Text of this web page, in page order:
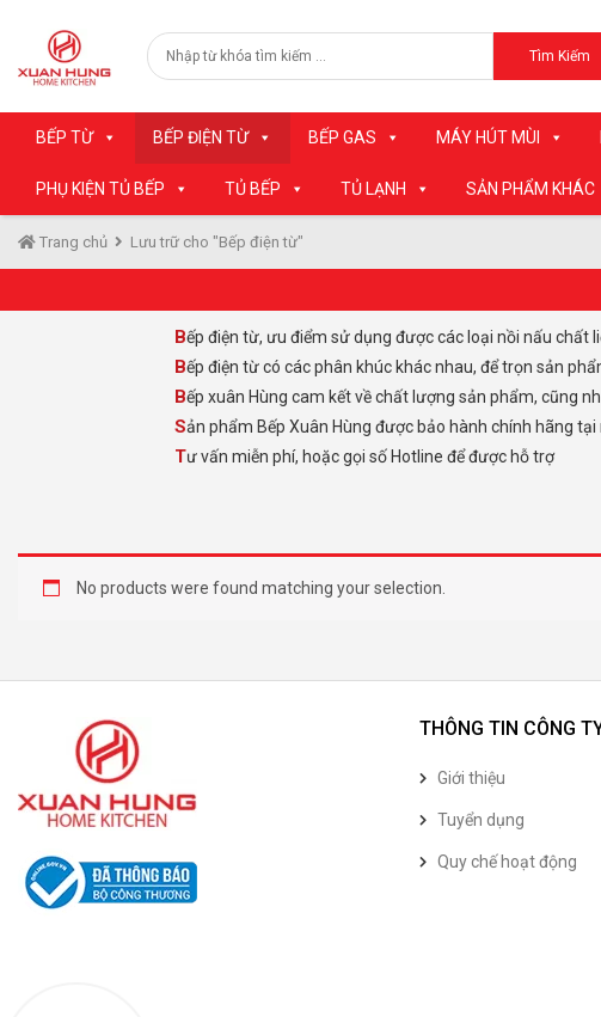
Tìm Kiếm
BẾP TỪ BẾP ĐIỆN TỪ BẾP GAS MÁY HÚT MÙI
PHỤ KIỆN TỦ BẾP TỦ BẾP TỦ LẠNH SẢN PHẨM KHÁC
Trang chủ Lưu trữ cho "Bếp điện từ"
Bếp điện từ, ưu điểm sử dụng được các loại nồi nấu
Bếp điện từ có các phân khúc khác nhau, để trọn sản
Bếp xuân Hùng cam kết về chất lượng sản phẩm, cũng
Sản phẩm Bếp Xuân Hùng được bảo hành chính hãng
Tư vấn miễn phí, hoặc gọi số Hotline để được hỗ trợ
No products were found matching your selection.
THÔNG TIN CÔNG
Giới thiệu
Tuyển dụng
Quy chế hoạt động